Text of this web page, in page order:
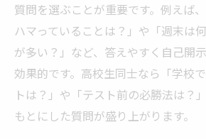
質問を選ぶことが重要です。例えば
ハマっていることは？」や「週末は
が多い？」など、答えやすく自己開
効果的です。高校生同士なら「学校
トは？」や「テスト前の必勝法は？
もとにした質問が盛り上がります。